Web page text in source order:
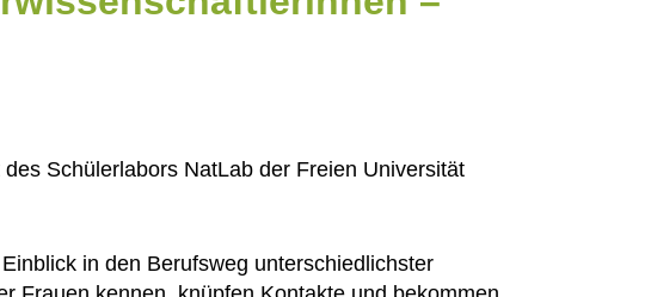
Schülerlabors NatLab der Freien Universität
in den Berufsweg unterschiedlichster